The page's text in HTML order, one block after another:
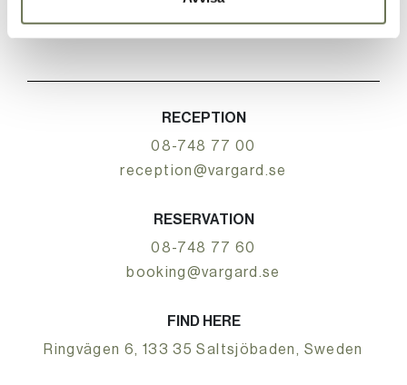
RECEPTION
08-748 77 00
reception@vargard.se
RESERVATION
08-748 77 60
booking@vargard.se
FIND HERE
Ringvägen 6, 133 35 Saltsjöbaden, Sweden